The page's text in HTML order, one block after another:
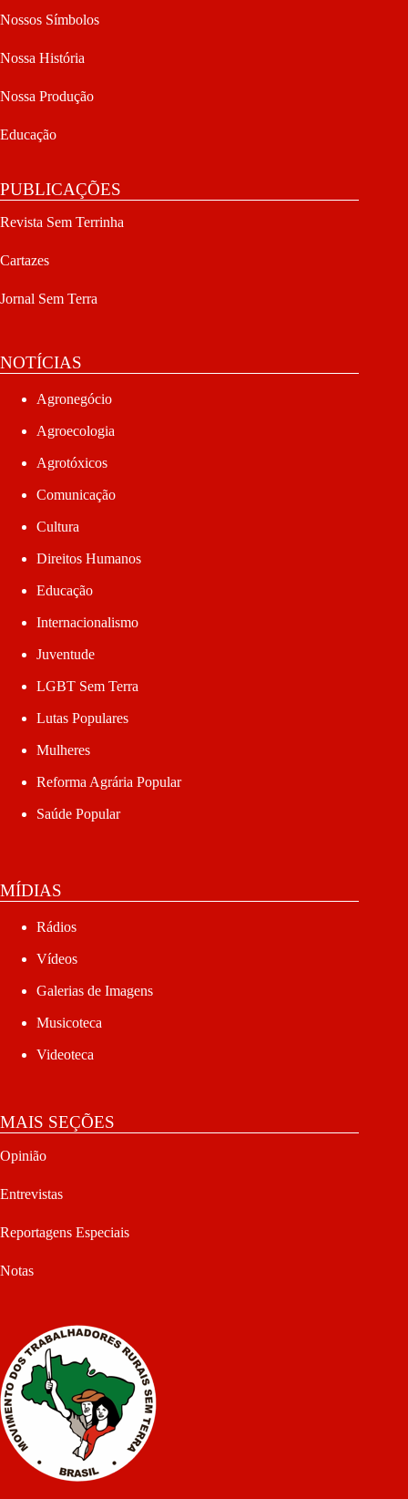
Nossos Símbolos
Nossa História
Nossa Produção
Educação
PUBLICAÇÕES
Revista Sem Terrinha
Cartazes
Jornal Sem Terra
NOTÍCIAS
Agronegócio
Agroecologia
Agrotóxicos
Comunicação
Cultura
Direitos Humanos
Educação
Internacionalismo
Juventude
LGBT Sem Terra
Lutas Populares
Mulheres
Reforma Agrária Popular
Saúde Popular
MÍDIAS
Rádios
Vídeos
Galerias de Imagens
Musicoteca
Videoteca
MAIS SEÇÕES
Opinião
Entrevistas
Reportagens Especiais
Notas